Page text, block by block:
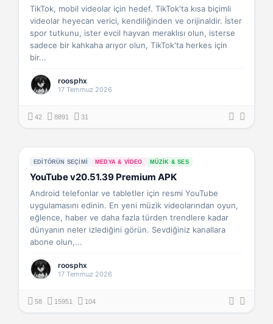
TikTok, mobil videolar için hedef. TikTok'ta kısa biçimli
videolar heyecan verici, kendiliğinden ve orijinaldir. İster
spor tutkunu, ister evcil hayvan meraklısı olun, isterse
sadece bir kahkaha arıyor olun, TikTok'ta herkes için
bir...
roosphx
17 Temmuz 2026
42 8891 31
EDITÖRÜN SEÇIMI MEDYA & VIDEO MÜZIK & SES
YouTube v20.51.39 Premium APK
Android telefonlar ve tabletler için resmi YouTube
uygulamasını edinin. En yeni müzik videolarından oyun,
eğlence, haber ve daha fazla türden trendlere kadar
dünyanın neler izlediğini görün. Sevdiğiniz kanallara
abone olun,...
roosphx
17 Temmuz 2026
58 15951 104